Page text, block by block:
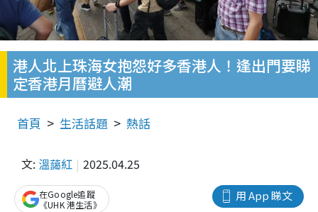
港人北上珠海女抱怨好多香港人！逢出門要睇
定香港月曆避人潮
首頁 生活話題 熱話
文: 溫藹紅 2025.04.25
用 App 睇文
在Google追蹤
《UHK 港生活》